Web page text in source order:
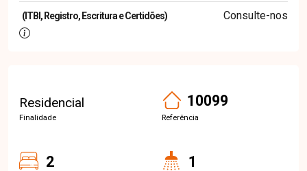
(ITBI, Registro, Escritura e Certidões) Consulte-nos
Residencial
Finalidade
10099
Referência
2 1